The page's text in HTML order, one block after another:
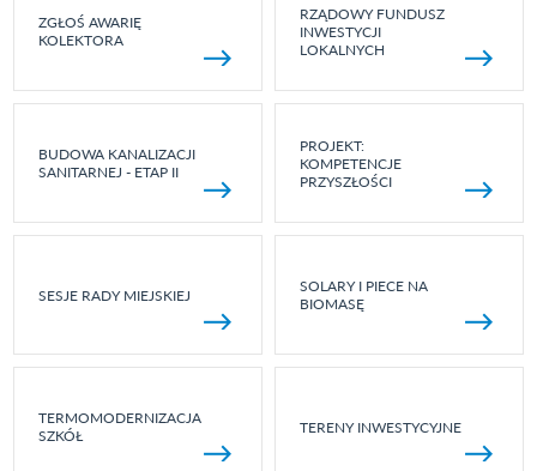
ZGŁOŚ AWARIĘ
KOLEKTORA
RZĄDOWY FUNDUSZ
INWESTYCJI
LOKALNYCH
BUDOWA KANALIZACJI
SANITARNEJ - ETAP II
PROJEKT:
KOMPETENCJE
PRZYSZŁOŚCI
SESJE RADY MIEJSKIEJ
SOLARY I PIECE NA
BIOMASĘ
TERMOMODERNIZACJA
SZKÓŁ
TERENY INWESTYCYJNE